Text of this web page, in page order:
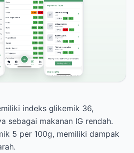
indeks glikemik 36,
sebagai makanan IG rendah.
5 per 100g, memiliki dampak